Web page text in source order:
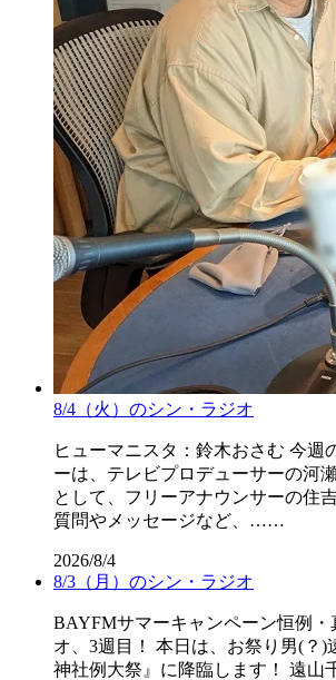
8/4（火）のシン・ラジオ
ヒューマニスタ：鈴木おさむ 今週
ーは、テレビプロデューサーの河
として、フリーアナウンサーの住
質問やメッセージなど、……
2026/8/4
8/3（月）のシン・ラジオ
BAYFMサマーキャンペーン恒例・
オ、3週目！ 本日は、お祭り男(？)
神社例大祭』に降臨します！ 遠山